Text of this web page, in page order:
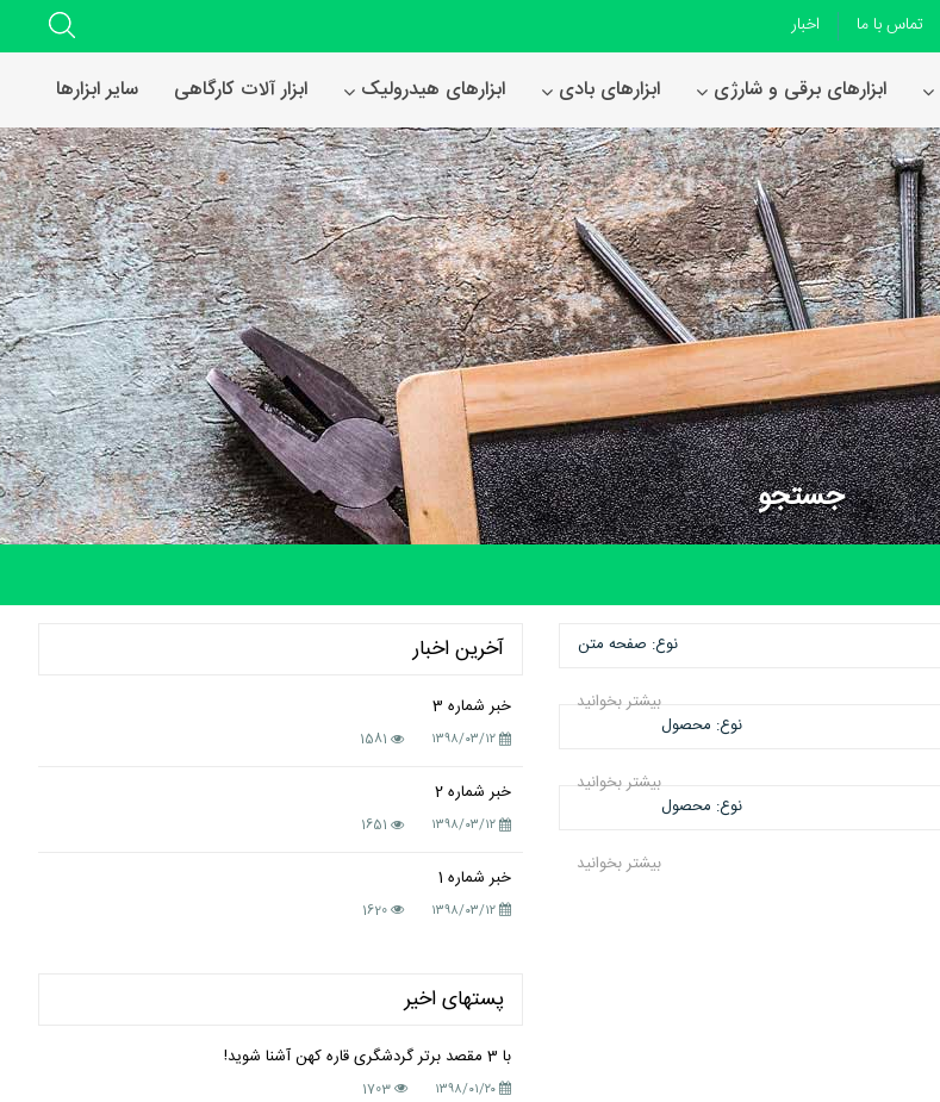
ابزارهای برقی و شارژی ابزارهای بادی ابزارهای هیدرولیک ابزار آلات کارگاهی سایر ابزارها
تماس با ما اخبار
جستجو
نوع: صفحه متن
بیشتر بخوانید
نوع: محصول
بیشتر بخوانید
نوع: محصول
بیشتر بخوانید
آخرین اخبار
خبر شماره 3
۱۳۹۸/۰۳/۱۲ 1581
خبر شماره 2
۱۳۹۸/۰۳/۱۲ 1651
خبر شماره 1
۱۳۹۸/۰۳/۱۲ 1620
پستهای اخیر
با 3 مقصد برتر گردشگری قاره کهن آشنا شوید!
۱۳۹۸/۰۱/۲۰ 1703